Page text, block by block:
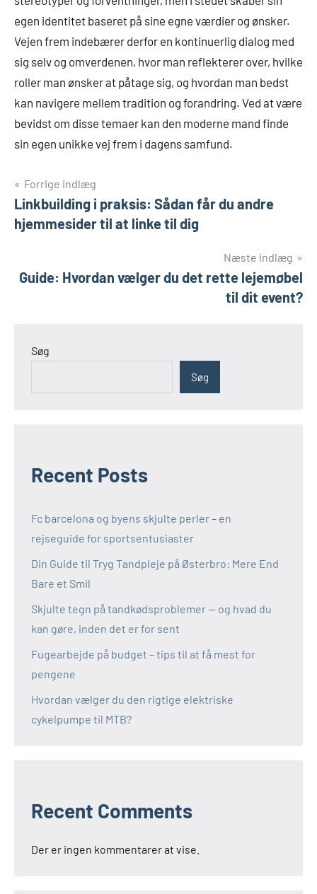
egen identitet baseret på sine egne værdier og ønsker.
Vejen frem indebærer derfor en kontinuerlig dialog med
sig selv og omverdenen, hvor man reflekterer over, hvilke
roller man ønsker at påtage sig, og hvordan man bedst
kan navigere mellem tradition og forandring. Ved at være
bevidst om disse temaer kan den moderne mand finde
sin egen unikke vej frem i dagens samfund.
Indlægsnavigation
Forrige indlæg
Linkbuilding i praksis: Sådan får du andre
hjemmesider til at linke til dig
Næste indlæg
Guide: Hvordan vælger du det rette lejemøbel
til dit event?
Søg
Søg
Recent Posts
Fc barcelona og byens skjulte perler – en
rejseguide for sportsentusiaster
Din Guide til Tryg Tandpleje på Østerbro: Mere End
Bare et Smil
Skjulte tegn på tandkødsproblemer — og hvad du
kan gøre, inden det er for sent
Fugearbejde på budget – tips til at få mest for
pengene
Hvordan vælger du den rigtige elektriske
cykelpumpe til MTB?
Recent Comments
Der er ingen kommentarer at vise.